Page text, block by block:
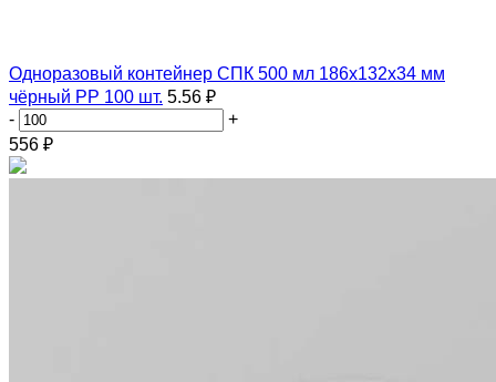
Одноразовый контейнер СПК 500 мл 186х132х34 мм
чёрный PP 100 шт. 5.56 ₽
-
+
556 ₽